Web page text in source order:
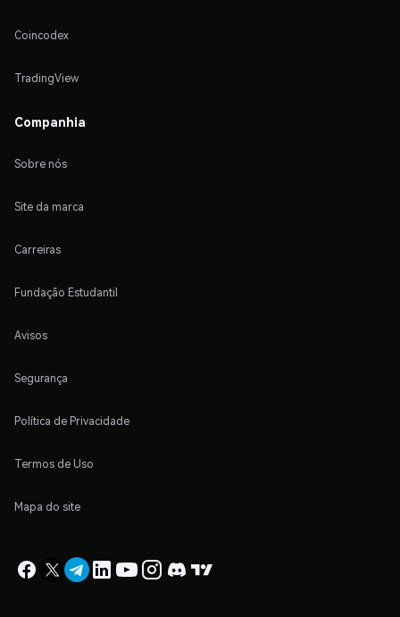
Coincodex
TradingView
Companhia
Sobre nós
Site da marca
Carreiras
Fundação Estudantil
Avisos
Segurança
Política de Privacidade
Termos de Uso
Mapa do site